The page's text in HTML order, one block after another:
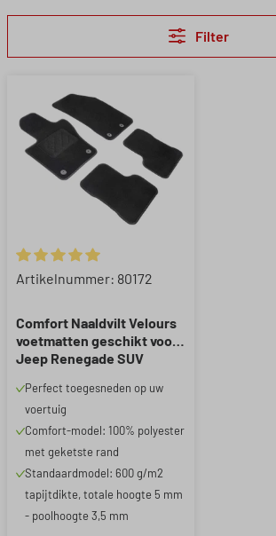
Filter
Gemiddelde waardering van 5 van 5 sterren
Artikelnummer: 80172
Comfort Naaldvilt Velours
voetmatten geschikt voor
Jeep Renegade SUV
Perfect toegesneden op uw
voertuig
Comfort-model: 100% polyester
met geketste rand
Standaardmodel: 600 g/m2
tapijtdikte, totale hoogte 5 mm
- poolhoogte 3,5 mm